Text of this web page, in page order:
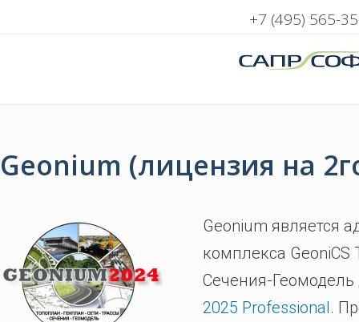
+7 (495) 565-
Geonium (лицензия на
Geonium является
комплекса
Сечения-
2025 Professional.